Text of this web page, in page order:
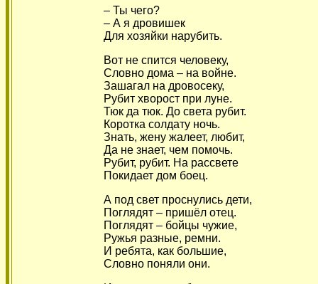
– Ты чего?
– А я дровишек
Для хозяйки нарубить.
Вот не спится человеку,
Словно дома – на войне.
Зашагал на дровосеку,
Рубит хворост при луне.
Тюк да тюк. До света рубит.
Коротка солдату ночь.
Знать, жену жалеет, любит,
Да не знает, чем помочь.
Рубит, рубит. На рассвете
Покидает дом боец.
А под свет проснулись дети,
Поглядят – пришёл отец.
Поглядят – бойцы чужие,
Ружья разные, ремни.
И ребята, как большие,
Словно поняли они.